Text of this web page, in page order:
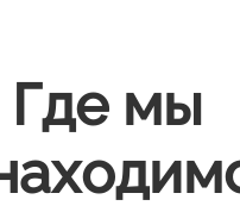
Где мы